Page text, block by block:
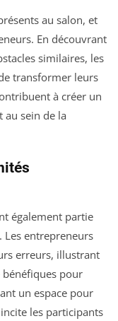
au salon, et
En découvrant
similaires, les
transformer leurs
à créer un
au sein de la
également partie
entrepreneurs
erreurs, illustrant
bénéfiques pour
un espace pour
les participants